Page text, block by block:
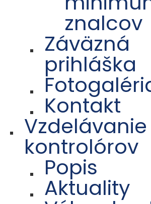
znalcov
Záväzná
prihláška
Kontakt
kontrolórov
Popis
Aktuality